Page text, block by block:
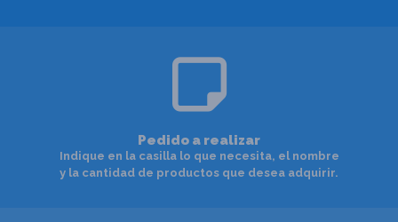
Pedido a realizar
Indique en la casilla lo que necesita, el nombre
y la cantidad de productos que desea adquirir.